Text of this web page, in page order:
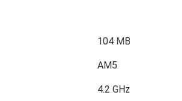
104 MB
AM5
4.2 GHz